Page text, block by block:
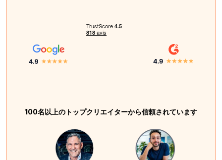
100名以上のトップクリエイターから信頼されています